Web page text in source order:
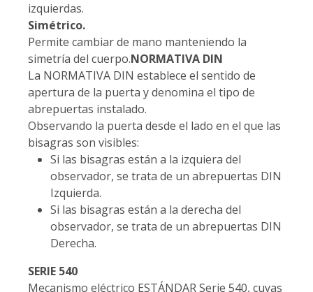
izquierdas.
Simétrico.
Permite cambiar de mano manteniendo la
simetría del cuerpo.NORMATIVA DIN
La NORMATIVA DIN establece el sentido de
apertura de la puerta y denomina el tipo de
abrepuertas instalado.
Observando la puerta desde el lado en el que las
bisagras son visibles:
Si las bisagras están a la izquiera del
observador, se trata de un abrepuertas DIN
Izquierda.
Si las bisagras están a la derecha del
observador, se trata de un abrepuertas DIN
Derecha.
SERIE 540
Mecanismo eléctrico ESTÁNDAR Serie 540, cuyas